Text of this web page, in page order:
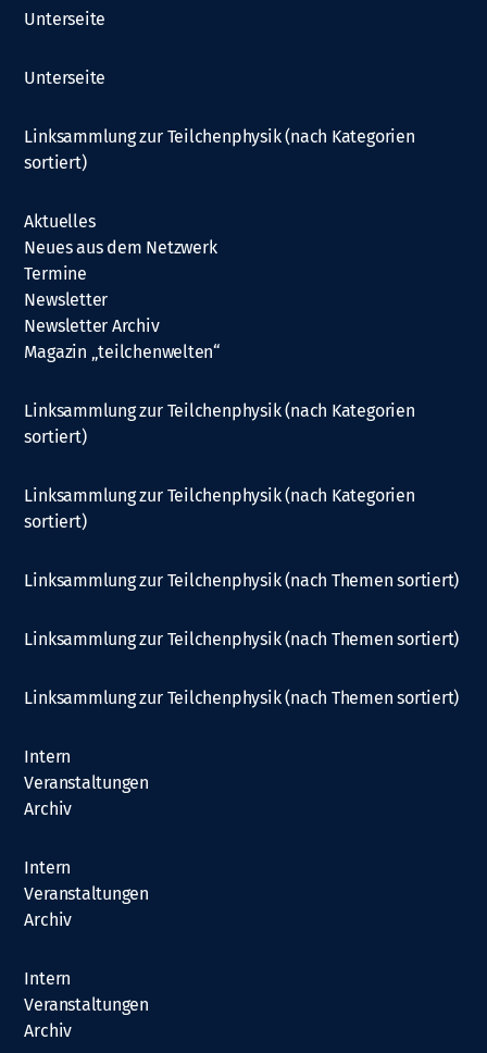
Unterseite
Unterseite
Linksammlung zur Teilchenphysik (nach Kategorien
sortiert)
Aktuelles
Neues aus dem Netzwerk
Termine
Newsletter
Newsletter Archiv
Magazin „teilchenwelten“
Linksammlung zur Teilchenphysik (nach Kategorien
sortiert)
Linksammlung zur Teilchenphysik (nach Kategorien
sortiert)
Linksammlung zur Teilchenphysik (nach Themen sortiert)
Linksammlung zur Teilchenphysik (nach Themen sortiert)
Linksammlung zur Teilchenphysik (nach Themen sortiert)
Intern
Veranstaltungen
Archiv
Intern
Veranstaltungen
Archiv
Intern
Veranstaltungen
Archiv